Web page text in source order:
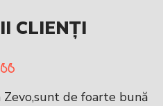
CLIENȚI
Zevo,sunt de foarte bună